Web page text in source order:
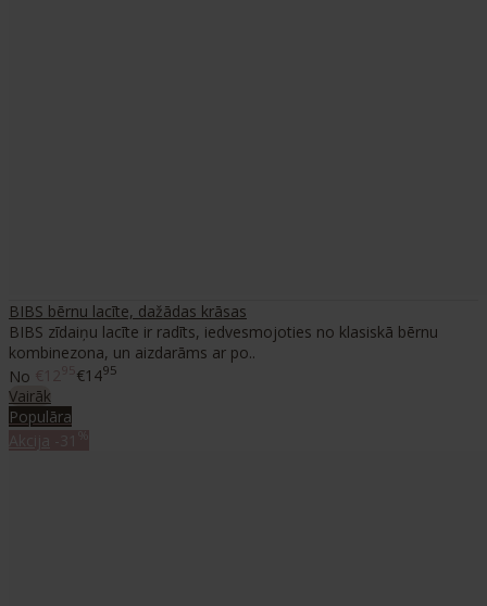
BIBS bērnu lacīte, dažādas krāsas
BIBS zīdaiņu lacīte ir radīts, iedvesmojoties no klasiskā bērnu
kombinezona, un aizdarāms ar po..
No
€1495
Vairāk
Populāra